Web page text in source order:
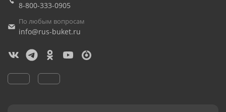
8-800-333-0905
По любым вопросам
info@rus-buket.ru